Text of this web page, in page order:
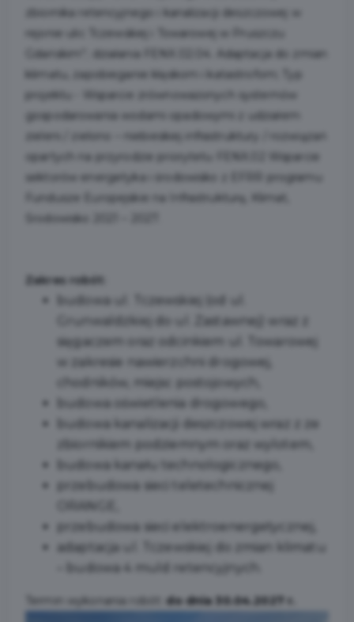
zbiornika retencyjnego i kanalizacji deszczowej w
rejonie ulic Tczewskiej i Towarowej w Pruszczu
Gdańskim”; działania FENX.02.04. Adaptacja do zmian
klimatu, zapobieganie klęskom i katastrofom; Typ
projektu - Wsparcie zrównoważonych systemów
gospodarowania wodami opadowymi z udziałem
zieleni / zielono – niebieskiej infrastruktury / rozwiązań
opartych na przyrodzie priorytetu FENX.02 Wsparcie
sektorów energetyka i środowisko z EFRR programu
Fundusze Europejskie na Infrastrukturę, Klimat,
Środowisko 2021 – 2027.
Zakres robót:
budowa ul. Tczewskiej (od ul.
Grunwaldzkiej do ul. Zastawnej) wraz z
sięgaczem oraz odcinkiem ul. Towarowej
w zakresie nawierzchni drogowej,
chodników, miejsc postojowych,
budowa oświetlenia drogowego,
budowa kanalizacji deszczowej wraz z ze
zbiornikiem podziemnym oraz wylotem,
budowa kanału technologicznego,
przebudowa sieci teletechnicznej
przebudowa sieci elektroenergetycznej,
adaptacja ul. Tczewskiej do zmian klimatu
– budowa 4 muld retencyjnych.
Termin wykonania robót: do dnia 30.04.2027 r.